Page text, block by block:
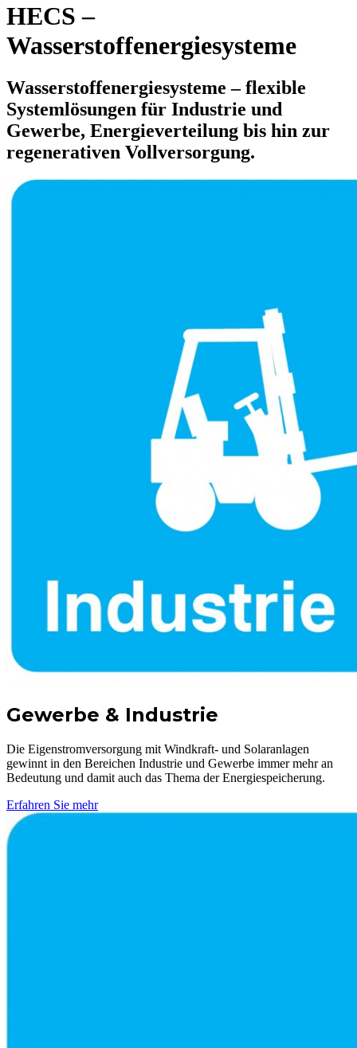
HECS –
Wasserstoffenergiesysteme
Wasserstoffenergiesysteme – flexible
Systemlösungen für Industrie und
Gewerbe, Energieverteilung bis hin zur
regenerativen Vollversorgung.
Gewerbe & Industrie
Die Eigenstromversorgung mit Windkraft- und Solaranlagen
gewinnt in den Bereichen Industrie und Gewerbe immer mehr an
Bedeutung und damit auch das Thema der Energiespeicherung.
Erfahren Sie mehr